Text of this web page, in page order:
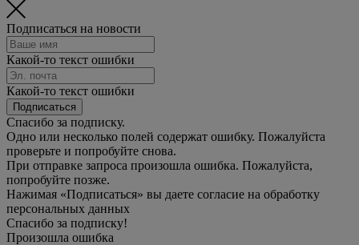
Подписаться на новости
Какой-то текст ошибки
Какой-то текст ошибки
Подписаться
Спасибо за подписку.
Одно или несколько полей содержат ошибку. Пожалуйста
проверьте и попробуйте снова.
При отправке запроса произошла ошибка. Пожалуйста,
попробуйте позже.
Нажимая «Подписаться» вы даете согласие на обработку
персональных данных
Спасибо за подписку!
Произошла ошибка